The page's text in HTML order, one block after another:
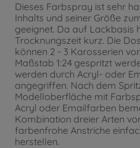
Dieses Farbspray ist sehr
Inhalts und seiner Größe
geeignet. Da auf Lackbasis
Trocknungszeit kurz. Die
können 2 - 3 Karosserien
Maßstab 1:24 gespritzt
werden durch Acryl- oder
angegriffen. Nach dem
Modelloberfläche mit
Acryl oder Emailfarben
Kombination dreier Arten
farbenfrohe Anstriche
herstellen.